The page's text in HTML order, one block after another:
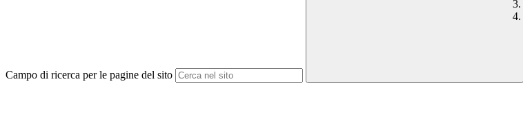
Campo di ricerca per le pagine del sito